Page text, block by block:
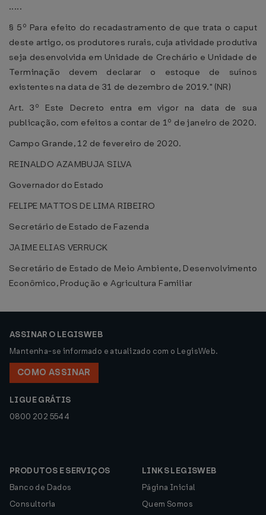
.....
§ 5º Para efeito do recadastramento de que trata o caput
deste artigo, os produtores rurais, cuja atividade produtiva
seja desenvolvida em Unidade de Crechário e Unidade de
Terminação devem declarar o estoque de suínos
existentes na data de 31 de dezembro de 2019." (NR)
Art. 3º Este Decreto entra em vigor na data de sua
publicação, com efeitos a contar de 1º de janeiro de 2020.
Campo Grande, 12 de fevereiro de 2020.
REINALDO AZAMBUJA SILVA
Governador do Estado
FELIPE MATTOS DE LIMA RIBEIRO
Secretário de Estado de Fazenda
JAIME ELIAS VERRUCK
Secretário de Estado de Meio Ambiente, Desenvolvimento
Econômico, Produção e Agricultura Familiar
ASSINAR O LEGISWEB
Mantenha-se informado e atualizado com o LegisWeb.
COMO ASSINAR
LIGUE GRÁTIS
0800 202 5544
PRODUTOS E SERVIÇOS
Banco de Dados
Consultoria
LINKS LEGISWEB
Página Inicial
Quem Somos